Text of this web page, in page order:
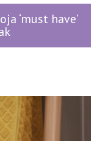
‘must have’